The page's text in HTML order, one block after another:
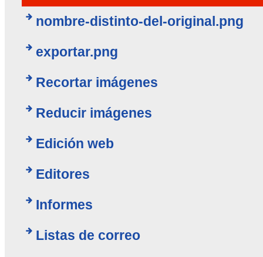
nombre-distinto-del-original.png
exportar.png
Recortar imágenes
Reducir imágenes
Edición web
Editores
Informes
Listas de correo